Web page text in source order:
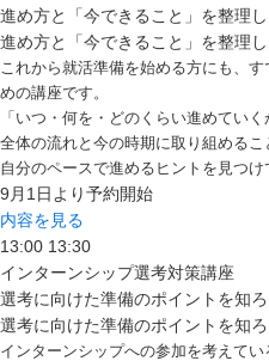
進め方と「今できること」を整理し
進め方と「今できること」を整理し
これから就活準備を始める方にも、
めの講座です。
「いつ・何を・どのくらい進めていく
全体の流れと今の時期に取り組めるこ
自分のペースで進めるヒントを見つけ
9月1日より予約開始
内容を見る
13:00 13:30
インターンシップ選考対策講座
選考に向けた準備のポイントを知ろ
選考に向けた準備のポイントを知ろ
インターンシップへの参加を考えて